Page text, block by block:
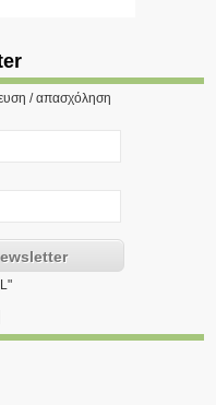
/ απασχόληση